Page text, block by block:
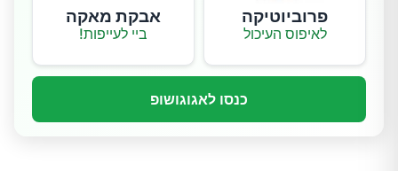
פרוביוטיקה
לאיפוס העיכול
אבקת מאקה
ביי לעייפות!
כנסו לאגוגושופ